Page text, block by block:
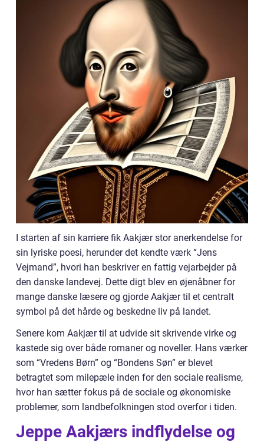
I starten af sin karriere fik Aakjær stor anerkendelse for
sin lyriske poesi, herunder det kendte værk “Jens
Vejmand”, hvori han beskriver en fattig vejarbejder på
den danske landevej. Dette digt blev en øjenåbner for
mange danske læsere og gjorde Aakjær til et centralt
symbol på det hårde og beskedne liv på landet.
Senere kom Aakjær til at udvide sit skrivende virke og
kastede sig over både romaner og noveller. Hans værker
som “Vredens Børn” og “Bondens Søn” er blevet
betragtet som milepæle inden for den sociale realisme,
hvor han sætter fokus på de sociale og økonomiske
problemer, som landbefolkningen stod overfor i tiden.
Jeppe Aakjærs indflydelse og